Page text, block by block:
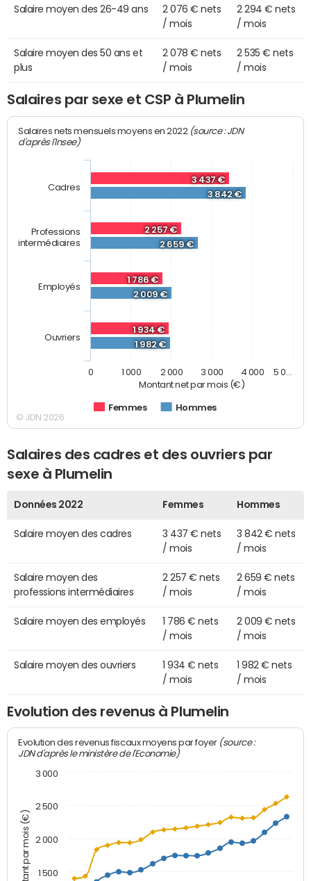
Salaire moyen des 26-49 ans
2 076 € nets
/ mois
2 294 € nets
/ mois
Salaire moyen des 50 ans et
plus
2 078 € nets
/ mois
2 535 € nets
/ mois
Salaires par sexe et CSP à Plumelin
Montant net par mois (€)
Salaires nets mensuels moyens en 2022 (source : JDN
d'après l'Insee)
3 437 €
2 257 €
1 786 €
1 934 €
3 842 €
2 659 €
2 009 €
1 982 €
Femmes Hommes
Cadres
Professions
intermédiaires
Employés
Ouvriers
0 1 000 2 000 3 000 4 000 5 0…
© JDN 2026
Salaires des cadres et des ouvriers par
sexe à Plumelin
Données 2022 Femmes Hommes
Salaire moyen des cadres
3 437 € nets
/ mois
3 842 € nets
/ mois
Salaire moyen des
professions intermédiaires
2 257 € nets
/ mois
2 659 € nets
/ mois
Salaire moyen des employés
1 786 € nets
/ mois
2 009 € nets
/ mois
Salaire moyen des ouvriers
1 934 € nets
/ mois
1 982 € nets
/ mois
Evolution des revenus à Plumelin
Montant par mois (€)
Evolution des revenus fiscaux moyens par foyer (source :
JDN d'après le ministère de l'Economie)
1 500
2 000
2 500
3 000